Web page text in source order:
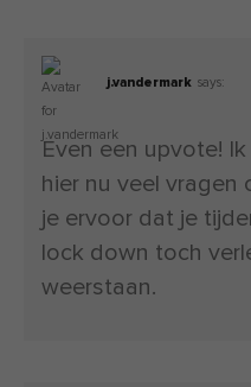
j.vandermark says:
Even een upvote!
hier nu veel vragen
je ervoor dat je
lock down toch
weerstaan.